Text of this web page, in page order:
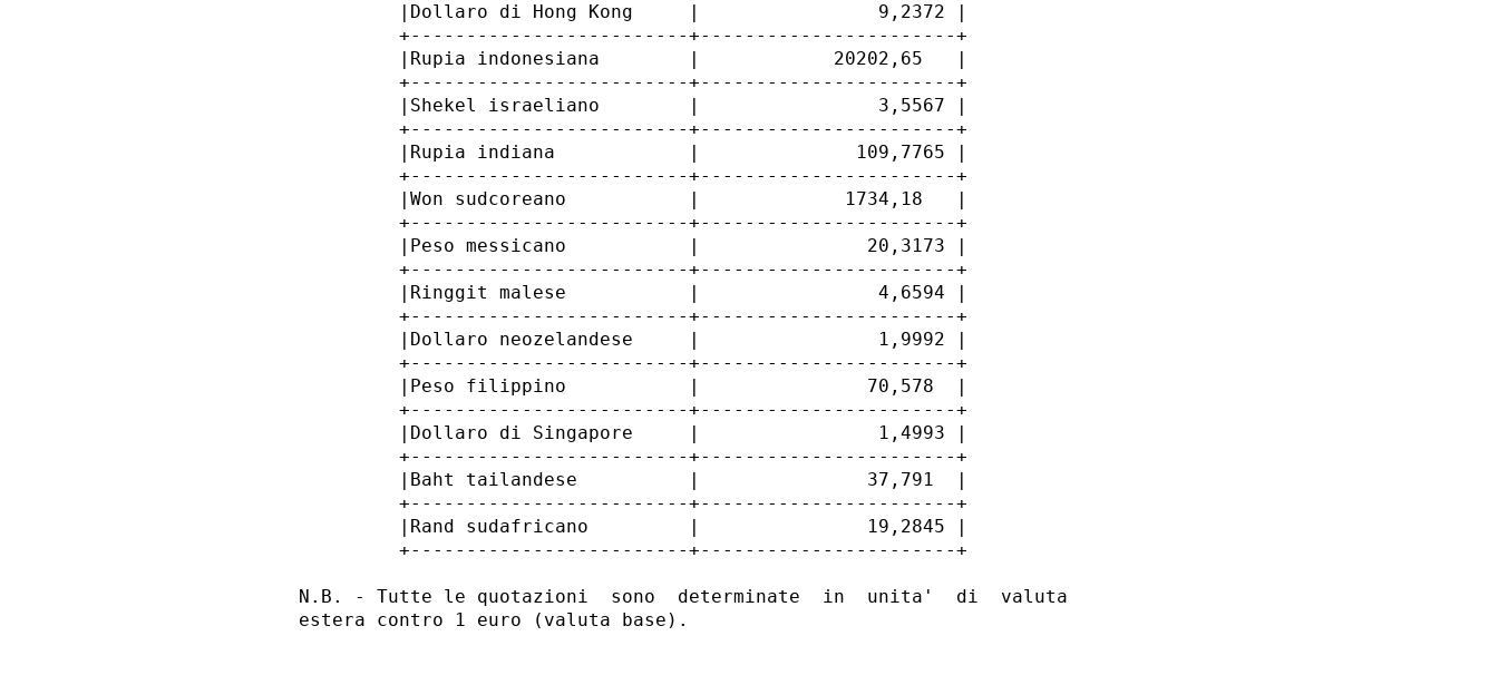
         |Dollaro di Hong Kong     |                9,2372 |
         +-------------------------+-----------------------+
         |Rupia indonesiana        |            20202,65   |
         +-------------------------+-----------------------+
         |Shekel israeliano        |                3,5567 |
         +-------------------------+-----------------------+
         |Rupia indiana            |              109,7765 |
         +-------------------------+-----------------------+
         |Won sudcoreano           |             1734,18   |
         +-------------------------+-----------------------+
         |Peso messicano           |               20,3173 |
         +-------------------------+-----------------------+
         |Ringgit malese           |                4,6594 |
         +-------------------------+-----------------------+
         |Dollaro neozelandese     |                1,9992 |
         +-------------------------+-----------------------+
         |Peso filippino           |               70,578  |
         +-------------------------+-----------------------+
         |Dollaro di Singapore     |                1,4993 |
         +-------------------------+-----------------------+
         |Baht tailandese          |               37,791  |
         +-------------------------+-----------------------+
         |Rand sudafricano         |               19,2845 |
         +-------------------------+-----------------------+
N.B. - Tutte le quotazioni  sono  determinate  in  unita'  di  valuta